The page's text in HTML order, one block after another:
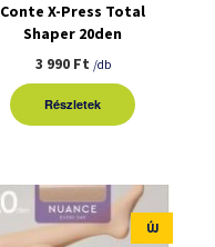
Conte X-Press Total
Shaper 20den
harisnyanadrág XL
3 990 Ft /db
Részletek
ÚJ